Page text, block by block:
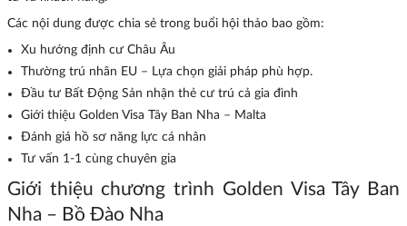
Các nội dung được chia sẻ trong buổi hội thảo bao gồm:
Xu hướng định cư Châu Âu
Thường trú nhân EU – Lựa chọn giải pháp phù hợp.
Đầu tư Bất Động Sản nhận thẻ cư trú cả gia đình
Giới thiệu Golden Visa Tây Ban Nha – Malta
Đánh giá hồ sơ năng lực cá nhân
Tư vấn 1-1 cùng chuyên gia
Giới thiệu chương trình Golden Visa Tây Ban
Nha – Bồ Đào Nha